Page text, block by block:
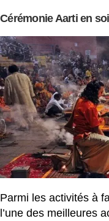
Cérémonie Aarti en
Parmi les activités à
l’une des meilleures